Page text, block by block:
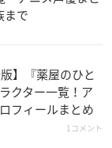
で
版】『薬屋のひと
クター一覧！ア
フィールまとめ
1コメント